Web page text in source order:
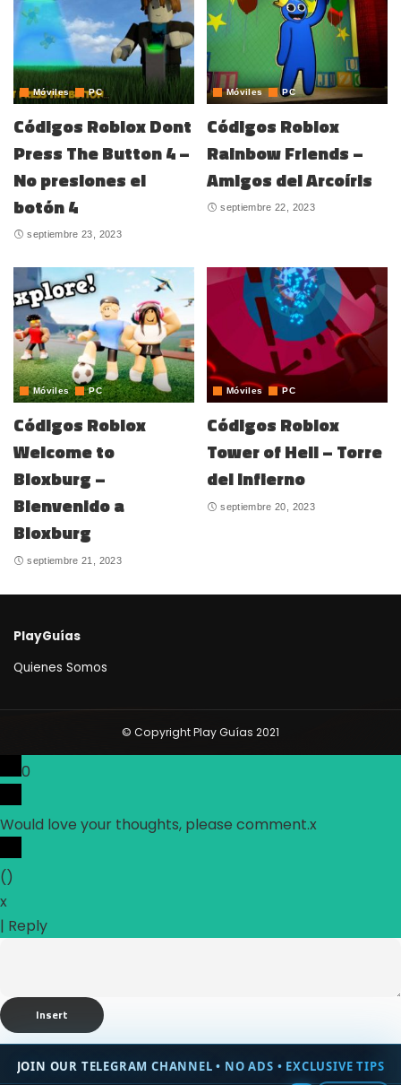
JOIN OUR TELEGRAM CHANNEL • NO ADS • EXCLUSIVE TIPS
Móviles PC
Códigos Roblox Dont
Press The Button 4 –
No presiones el
botón 4
septiembre 23, 2023
Móviles PC
Códigos Roblox
Rainbow Friends –
Amigos del Arcoíris
septiembre 22, 2023
Móviles PC
Códigos Roblox
Welcome to
Bloxburg –
Bienvenido a
Bloxburg
septiembre 21, 2023
Móviles PC
Códigos Roblox
Tower of Hell – Torre
del Infierno
septiembre 20, 2023
PlayGuías
Quienes Somos
© Copyright Play Guías 2021
0
Would love your thoughts, please comment.x
()
x
| Reply
Insert